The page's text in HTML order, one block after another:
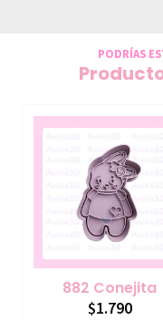
PODRÍAS
882 Conejita
$1.790